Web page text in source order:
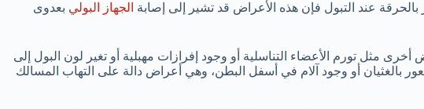
عند التبول فإن هذه الأعراض قد تشير إلى إصابة الجهاز البولي بعدوى
مثل تورم الأعضاء التناسلية أو وجود إفرازات مهبلية أو تغير لون البول إلى
بالغثيان أو وجود آلام في أسفل البطن، وهي أعراض دالة على التهاب المسالك